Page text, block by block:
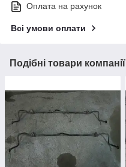
Оплата на рахунок
Всі умови оплати
Подібні товари компанії